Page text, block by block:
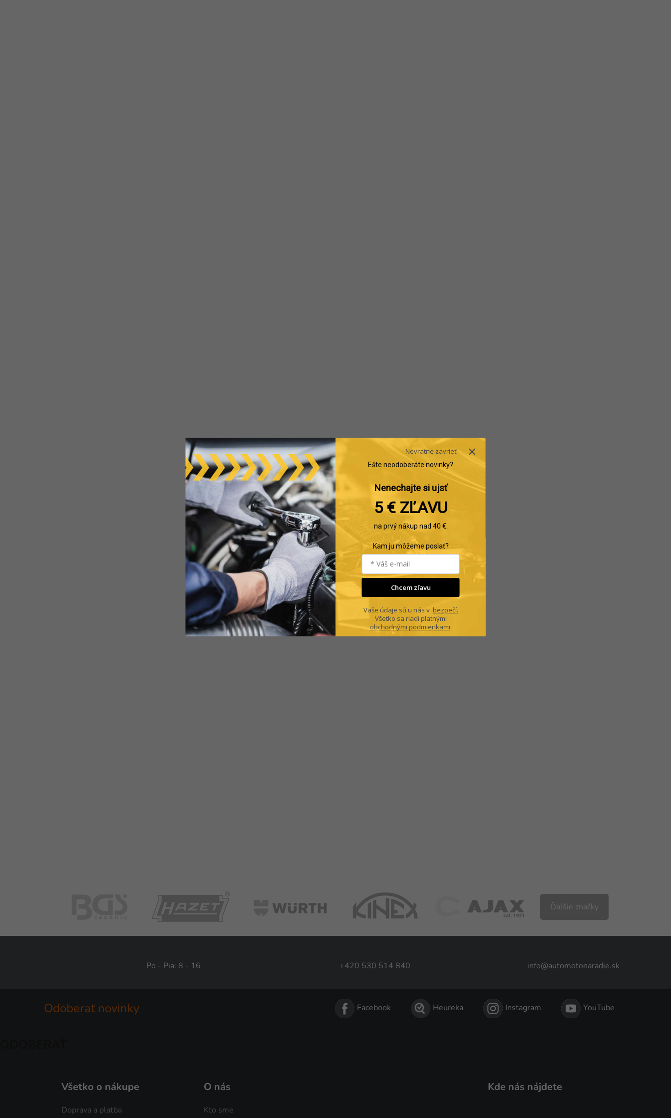
Ďalšie značky
Po - Pia: 8 - 16 +420 530 514 840 info@automotonaradie.sk
Odoberať novinky Facebook Heureka Instagram YouTube
Všetko o nákupe
Doprava a platba
O nás
Kto sme
Kde nás nájdete
Nevratne zavrieť
Ešte neodoberáte novinky?
Nenechajte si ujsť
5 € ZĽAVU
na prvý nákup nad 40 €.
Kam ju môžeme poslať?
Chcem zľavu
Vaše údaje sú u nás v bezpečí.
Všetko sa riadi platnými
obchodnými podmienkami.